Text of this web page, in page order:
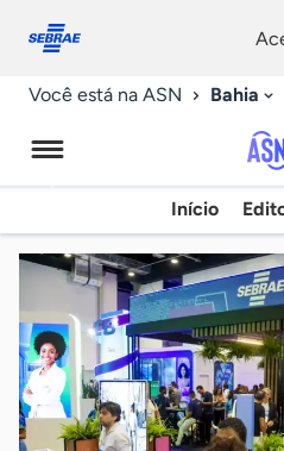
conosco
Você está na ASN Bahia
Início